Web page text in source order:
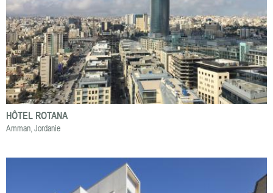
HÔTEL ROTANA
Amman, Jordanie